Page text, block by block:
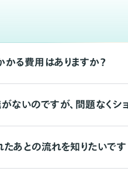
る費用はありますか？
ないのですが、問題なくシ
あとの流れを知りたいです